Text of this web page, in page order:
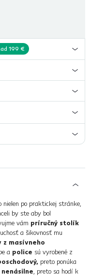
199 €
po praktickej stránke,
by ste aby bol
vám príručný stolík
a šikovnosť mu
z masívneho
a police sú vyrobené z
preto ponúka
, preto sa hodí k